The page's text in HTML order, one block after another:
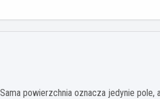
powierzchnia oznacza jedynie